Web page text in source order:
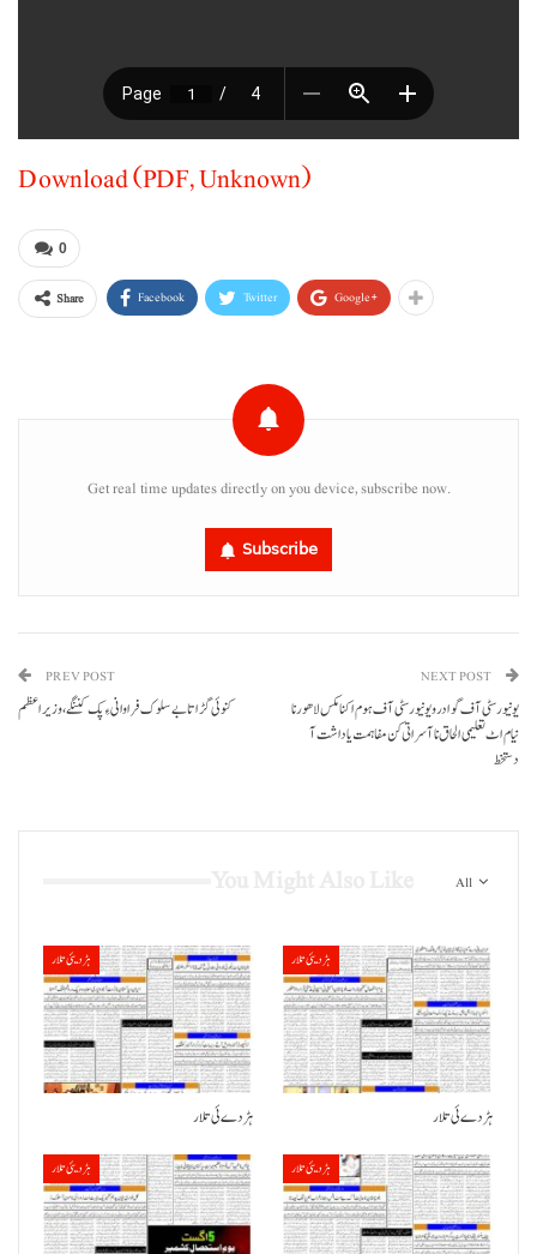
Download (PDF, Unknown)
0
Share Facebook Twitter Google+
Get real time updates directly on you device, subscribe now.
Subscribe
PREV POST
کنوئی گڑاتا بے سلوک فراوانی ءِ پک کننگے، وزیر اعظم
NEXT POST
یونیورسٹی آف گوادر و یونیورسٹی آف ہوم اکنامکس لاھور نا
نیام اٹ تعلیمی الحاق نا آسراتی کن مفاہمت یاداشت آ
دستخط
All
ہڑدیئی تلار
ہڑدے ئی تلار
ہڑدیئی تلار
ہڑدے ئی تلار
ہڑدیئی تلار ہڑدیئی تلار